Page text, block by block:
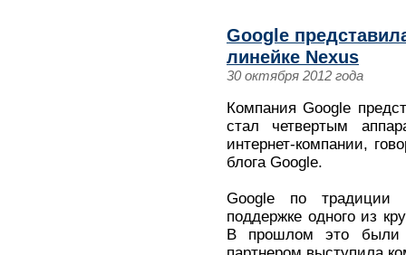
Google
линейке Nexus
30 октября 2012 года
Компания Google
стал четвертым
интернет-компании,
блога Google.
Google по традиции
поддержке одного из
В прошлом это